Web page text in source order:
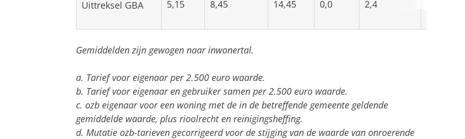
Uittreksel GBA 5,15 8,45 14,45 0,0 2,4
Gemiddelden zijn gewogen naar inwonertal.
a. Tarief voor eigenaar per 2.500 euro waarde.
b. Tarief voor eigenaar en gebruiker samen per 2.500 euro waarde.
c. ozb eigenaar voor een woning met de in de betreffende gemeente geldende
gemiddelde waarde, plus rioolrecht en reinigingsheffing.
d. Mutatie ozb-tarieven gecorrigeerd voor de stijging van de waarde van onroerende